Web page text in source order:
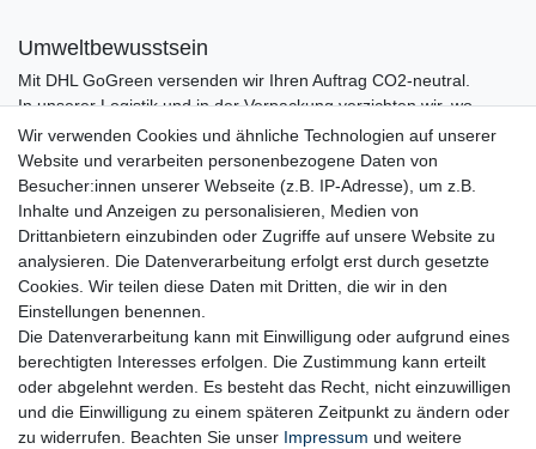
Umweltbewusstsein
Mit DHL GoGreen versenden wir Ihren Auftrag CO2-neutral.
In unserer Logistik und in der Verpackung verzichten wir, wo
immer es möglich ist, auf den Einsatz von Kunststoffen und
Plastik.
Wir verwenden Cookies und ähnliche Technologien auf unserer
Website und verarbeiten personenbezogene Daten von
Besucher:innen unserer Webseite (z.B. IP-Adresse), um z.B.
Inhalte und Anzeigen zu personalisieren, Medien von
Drittanbietern einzubinden oder Zugriffe auf unsere Website zu
analysieren. Die Datenverarbeitung erfolgt erst durch gesetzte
Cookies. Wir teilen diese Daten mit Dritten, die wir in den
Einstellungen benennen.
Die Datenverarbeitung kann mit Einwilligung oder aufgrund eines
berechtigten Interesses erfolgen. Die Zustimmung kann erteilt
oder abgelehnt werden. Es besteht das Recht, nicht einzuwilligen
und die Einwilligung zu einem späteren Zeitpunkt zu ändern oder
zu widerrufen. Beachten Sie unser Impressum und weitere